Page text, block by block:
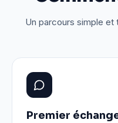
Un parcours simple et
Premier